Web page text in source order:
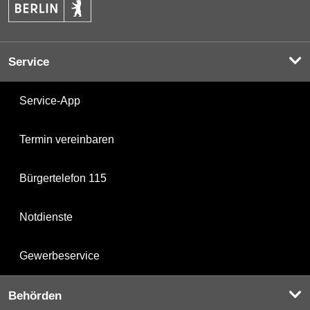
Service
Service-App
Termin vereinbaren
Bürgertelefon 115
Notdienste
Gewerbeservice
Behörden